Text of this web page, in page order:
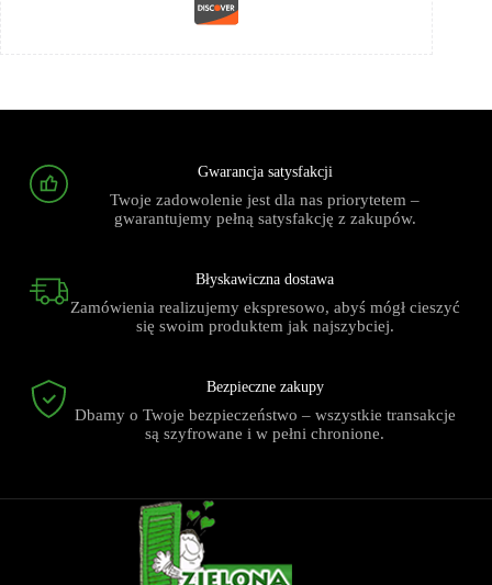
Gwarancja satysfakcji
Twoje zadowolenie jest dla nas priorytetem –
gwarantujemy pełną satysfakcję z zakupów.
Błyskawiczna dostawa
Zamówienia realizujemy ekspresowo, abyś mógł cieszyć
się swoim produktem jak najszybciej.
Bezpieczne zakupy
Dbamy o Twoje bezpieczeństwo – wszystkie transakcje
są szyfrowane i w pełni chronione.